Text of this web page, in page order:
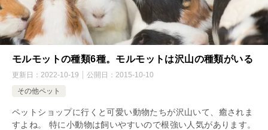
モルモットの種類6種。モルモットは沢山の種類がいる
更新日： 2022-10-19 公開日： 2015-10-10
その他ペット
ペットショップに行くと可愛い動物たちが沢山いて、癒されま
すよね。 特に小動物は飼いやすいので根強い人気があります。